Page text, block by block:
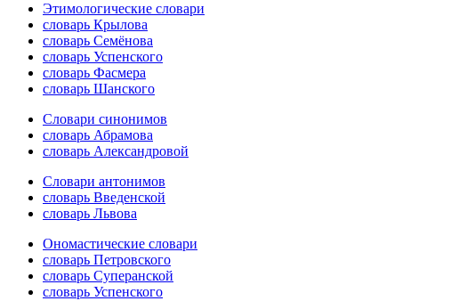
Этимологические словари
словарь Крылова
словарь Семёнова
словарь Успенского
словарь Фасмера
словарь Шанского
Словари синонимов
словарь Абрамова
словарь Александровой
Словари антонимов
словарь Введенской
словарь Львова
Ономастические словари
словарь Петровского
словарь Суперанской
словарь Успенского